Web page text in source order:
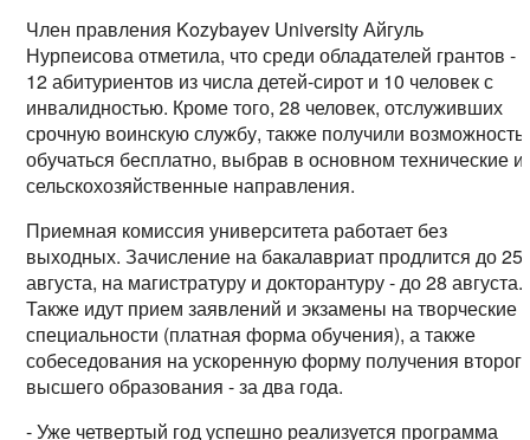
Член правления Kozybayev University Айгуль
Нурпеисова отметила, что среди обладателей грантов -
12 абитуриентов из числа детей-сирот и 10 человек с
инвалидностью. Кроме того, 28 человек, отслуживших
срочную воинскую службу, также получили возможность
обучаться бесплатно, выбрав в основном технические и
сельскохозяйственные направления.
Приемная комиссия университета работает без
выходных. Зачисление на бакалавриат продлится до 25
августа, на магистратуру и докторантуру - до 28 августа.
Также идут прием заявлений и экзамены на творческие
специальности (платная форма обучения), а также
собеседования на ускоренную форму получения
высшего образования - за два года.
- Уже четвертый год успешно реализуется программа